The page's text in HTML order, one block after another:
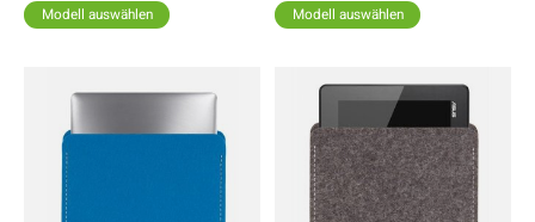
Modell auswählen Modell auswählen